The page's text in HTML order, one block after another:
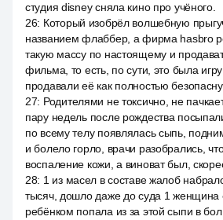
студия disney сняла кино про учёного.
26: Который изобрёл волшебную
названием флаббер, а фирма hasbro
такую массу по настоящему и
фильма, то есть, по сути, это была
продавали её как полностью
27: Родителями не токсично, не
пару недель после рождества
по всему телу появлялась сыпь,
и болело горло, врачи разобрались,
воспаление кожи, а виноват был,
28: 1 из масел в составе жалоб
тысяч, дошло даже до суда 1 женщина
ребёнком попала из за этой сыпи в